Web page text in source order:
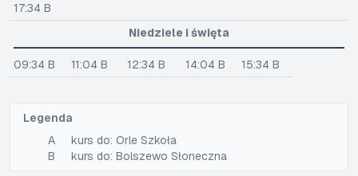
17:34 B
Niedziele i święta
09:34 B 11:04 B 12:34 B 14:04 B 15:34 B
Legenda
A
kurs do: Orle Szkoła
B
kurs do: Bolszewo Słoneczna